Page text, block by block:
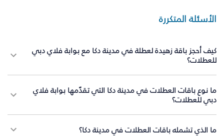
الأسئلة المتكررة
كيف أحجز باقة زهيدة لعطلة في مدينة دكا مع بوابة فلاي دبي
للعطلات؟
ما نوع باقات العطلات في مدينة دكا التي تقدّمها بوابة فلاي
دبي للعطلات؟
ما الذي تشمله باقات العطلات في مدينة دكا؟